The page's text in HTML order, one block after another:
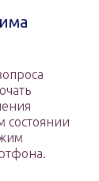
состоянии